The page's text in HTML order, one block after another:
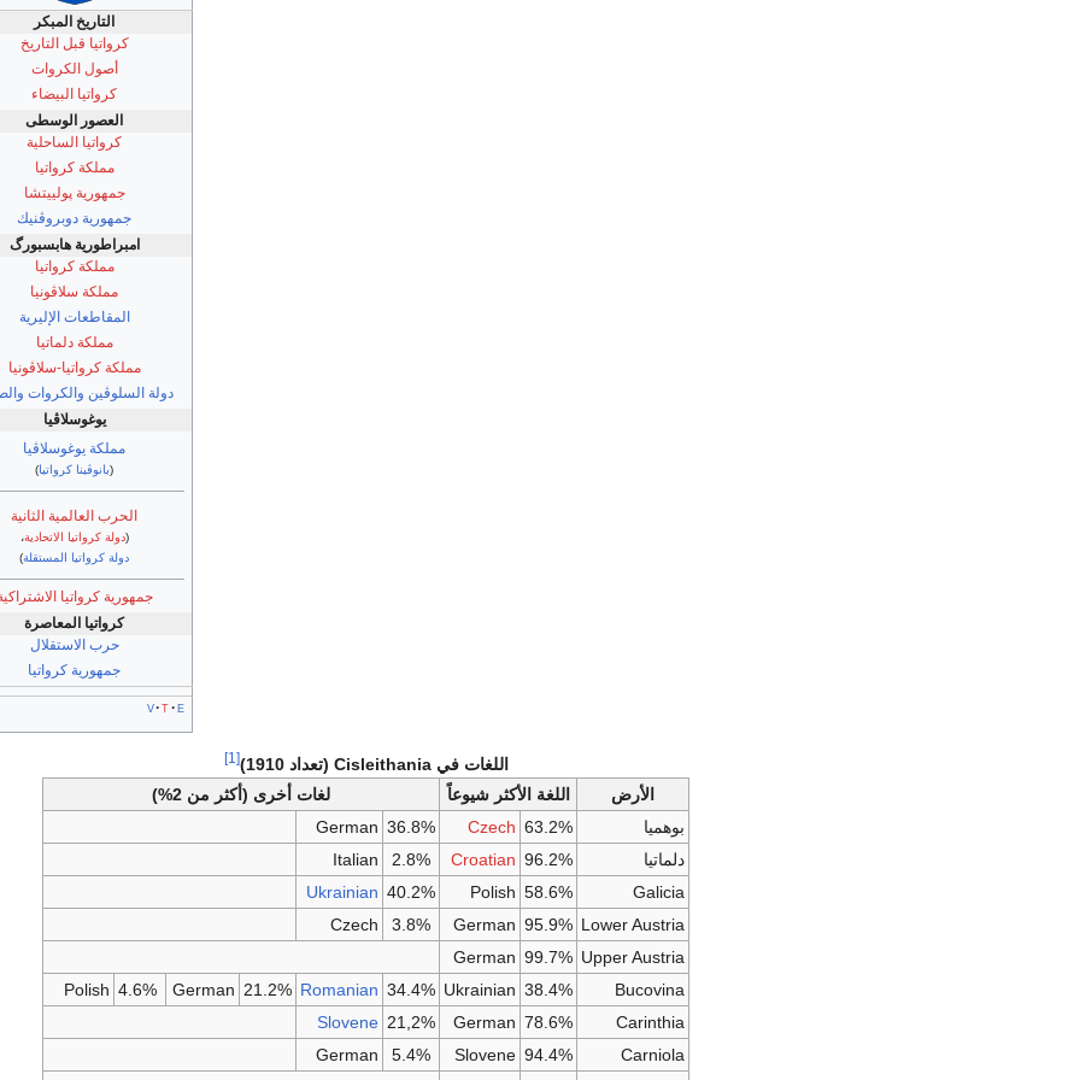
التاريخ المبكر
كرواتيا قبل التاريخ
أصول الكروات
كرواتيا البيضاء
العصور الوسطى
كرواتيا الساحلية
مملكة كرواتيا
جمهورية پولييتشا
جمهورية دوبروڤنيك
امبراطورية هابسبورگ
مملكة كرواتيا
مملكة سلاڤونيا
المقاطعات الإليرية
مملكة دلماتيا
مملكة كرواتيا-سلاڤونيا
دولة السلوڤين والكروات
يوغوسلاڤيا
مملكة يوغوسلاڤيا
(بانوڤينا كرواتيا)
الحرب العالمية الثانية
(دولة كرواتيا الاتحادية،
دولة كرواتيا المستقلة)
جمهورية كرواتيا
كرواتيا المعاصرة
حرب الاستقلال
جمهورية كرواتيا
v t e
اللغات في Cisleithania (تعداد 1910) [1]
الأرض اللغة الأكثر شيوعاً
لغات أخرى (أكثر من 2%)
بوهميا
63.2%
Czech
36.8%
German
دلماتيا
96.2%
Croatian
Italian
Galicia
58.6%
Polish
40.2%
Ukrainian
Lower Austria
95.9%
German
Czech
Upper Austria
99.7%
German
Bucovina
38.4%
Ukrainian
34.4%
Romanian
21.2%
German
Polish
Carinthia
78.6%
German
21,2%
Slovene
Carniola
94.4%
Slovene
German